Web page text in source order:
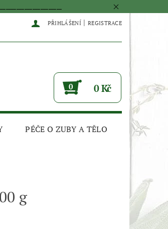
PŘIHLÁŠENÍ | REGISTRACE
0 0 Kč
PÉČE O ZUBY A TĚLO
g